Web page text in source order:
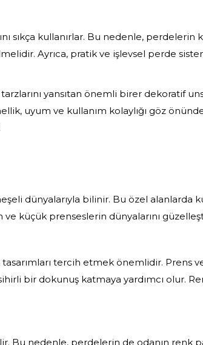
kullanırlar. Bu nedenle, perdelerin
Ayrıca, pratik ve işlevsel perde
yansıtan önemli birer dekoratif
uyum ve kullanım kolaylığı göz
dünyalarıyla bilinir. Bu özel alanlarda
küçük prenseslerin dünyalarını
tercih etmek önemlidir. Prens
bir dokunuş katmaya yardımcı olur.
Bu nedenle, perdelerin de odanın renk